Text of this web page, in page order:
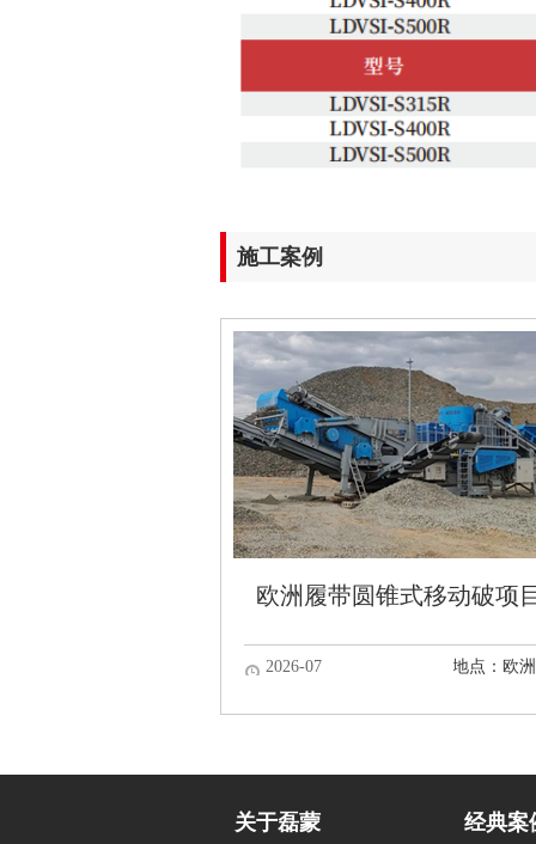
施工案例
欧洲履带圆锥式移动破项
2026-07 地点：欧洲
关于磊蒙 经典案